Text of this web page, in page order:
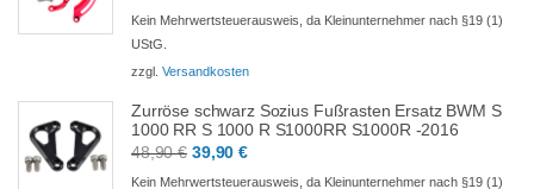
Preis
93,90 €
Preis
84,90 €.
Kein Mehrwertsteuerausweis, da Kleinunternehmer nach §19 (1)
UStG.
zzgl. Versandkosten
Zurröse schwarz Sozius Fußrasten Ersatz BWM S
1000 RR S 1000 R S1000RR S1000R -2016
48,90€ Ursprünglicher
Preis
39,90€Aktueller
Preis
Kein Mehrwertsteuerausweis, da Kleinunternehmer nach §19 (1)